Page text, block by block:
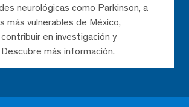
neurológicas como Parkinson, a
más vulnerables de México,
en investigación y
más información.